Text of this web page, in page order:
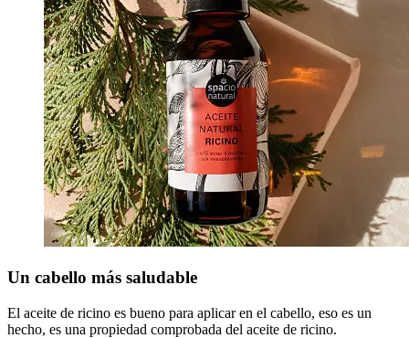
Un cabello más saludable
El aceite de ricino es bueno para aplicar en el cabello, eso es un
hecho, es una propiedad comprobada del aceite de ricino.